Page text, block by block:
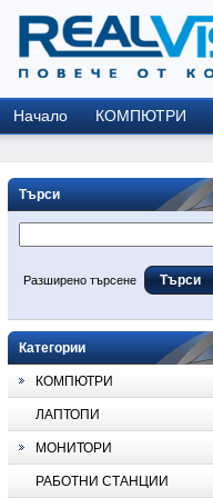
Начало КОМПЮТРИ
Търси
Разширено търсене
Категории
КОМПЮТРИ
ЛАПТОПИ
МОНИТОРИ
РАБОТНИ СТАНЦИИ